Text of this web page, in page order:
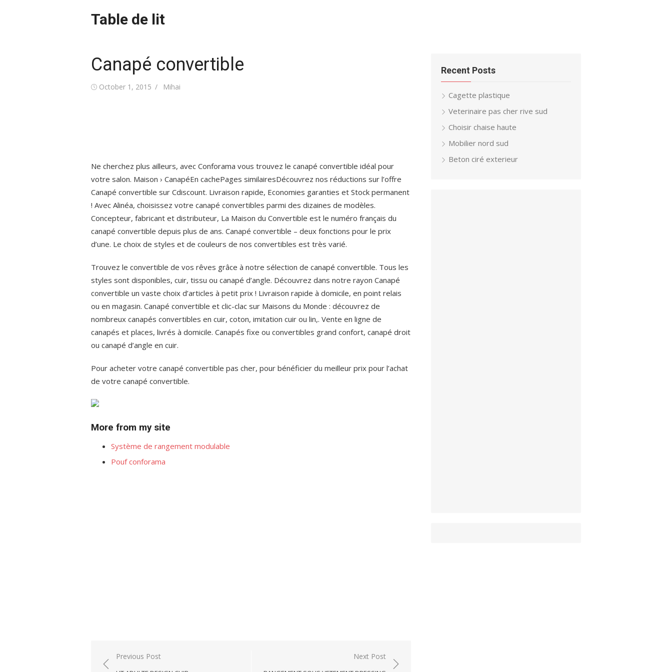
Table de lit
Canapé convertible
Posted
October 1, 2015 Author
Mihai
Ne cherchez plus ailleurs, avec Conforama vous trouvez le canapé convertible idéal pour
votre salon. Maison › CanapéEn cachePages similairesDécouvrez nos réductions sur l’offre
Canapé convertible sur Cdiscount. Livraison rapide, Economies garanties et Stock permanent
! Avec Alinéa, choisissez votre canapé convertibles parmi des dizaines de modèles.
Concepteur, fabricant et distributeur, La Maison du Convertible est le numéro français du
canapé convertible depuis plus de ans. Canapé convertible – deux fonctions pour le prix
d’une. Le choix de styles et de couleurs de nos convertibles est très varié.
Trouvez le convertible de vos rêves grâce à notre sélection de canapé convertible. Tous les
styles sont disponibles, cuir, tissu ou canapé d’angle. Découvrez dans notre rayon Canapé
convertible un vaste choix d’articles à petit prix ! Livraison rapide à domicile, en point relais
ou en magasin. Canapé convertible et clic-clac sur Maisons du Monde : découvrez de
nombreux canapés convertibles en cuir, coton, imitation cuir ou lin,. Vente en ligne de
canapés et places, livrés à domicile. Canapés fixe ou convertibles grand confort, canapé droit
ou canapé d’angle en cuir.
Pour acheter votre canapé convertible pas cher, pour bénéficier du meilleur prix pour l’achat
de votre canapé convertible.
More from my site
Système de rangement modulable
Pouf conforama
PostPrevious Post Next Post
Recent Posts
Cagette plastique
Veterinaire pas cher rive sud
Choisir chaise haute
Mobilier nord sud
Beton ciré exterieur